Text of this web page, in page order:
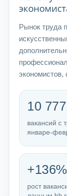
Рынок труда
экономистов,
10 777
вакансий с
январе-
+136%
рост